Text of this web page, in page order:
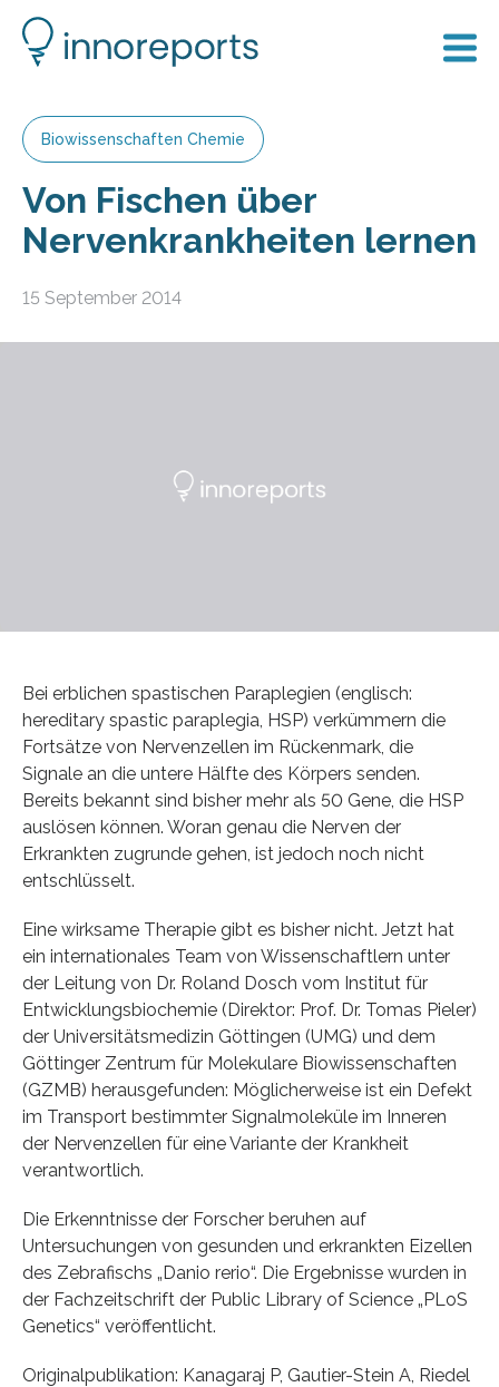
Biowissenschaften Chemie
Von Fischen über
Nervenkrankheiten lernen
15 September 2014
Bei erblichen spastischen Paraplegien (englisch:
hereditary spastic paraplegia, HSP) verkümmern die
Fortsätze von Nervenzellen im Rückenmark, die
Signale an die untere Hälfte des Körpers senden.
Bereits bekannt sind bisher mehr als 50 Gene, die HSP
auslösen können. Woran genau die Nerven der
Erkrankten zugrunde gehen, ist jedoch noch nicht
entschlüsselt.
Eine wirksame Therapie gibt es bisher nicht. Jetzt hat
ein internationales Team von Wissenschaftlern unter
der Leitung von Dr. Roland Dosch vom Institut für
Entwicklungsbiochemie (Direktor: Prof. Dr. Tomas Pieler)
der Universitätsmedizin Göttingen (UMG) und dem
Göttinger Zentrum für Molekulare Biowissenschaften
(GZMB) herausgefunden: Möglicherweise ist ein Defekt
im Transport bestimmter Signalmoleküle im Inneren
der Nervenzellen für eine Variante der Krankheit
verantwortlich.
Die Erkenntnisse der Forscher beruhen auf
Untersuchungen von gesunden und erkrankten Eizellen
des Zebrafischs „Danio rerio“. Die Ergebnisse wurden in
der Fachzeitschrift der Public Library of Science „PLoS
Genetics“ veröffentlicht.
Originalpublikation: Kanagaraj P, Gautier-Stein A, Riedel